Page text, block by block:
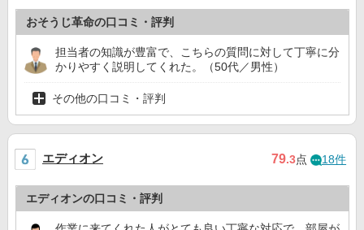
おそうじ革命の口コミ・評判
担当者の知識が豊富で、こちらの質問に対して丁寧に分
かりやすく説明してくれた。（50代／男性）
その他の口コミ・評判
エディオン 79.3点 18件
エディオンの口コミ・評判